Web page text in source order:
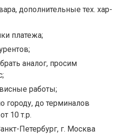
дополнительные тех. хар-
платежа;
аналог, просим
работы;
городу, до терминалов
10 т.р.
Петербург, г. Москва